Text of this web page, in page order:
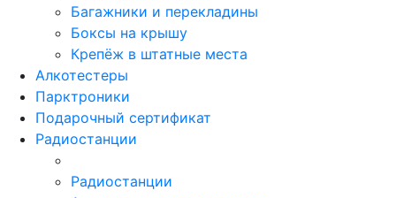
Багажники и перекладины
Боксы на крышу
Крепёж в штатные места
Алкотестеры
Парктроники
Подарочный сертификат
Радиостанции
Радиостанции